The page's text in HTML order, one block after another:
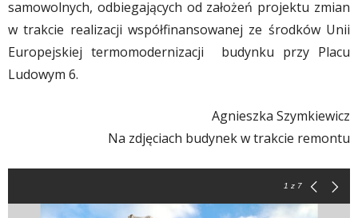
samowolnych, odbiegających od założeń projektu zmian
w trakcie realizacji współfinansowanej ze środków Unii
Europejskiej termomodernizacji budynku przy Placu
Ludowym 6.
Agnieszka Szymkiewicz
Na zdjęciach budynek w trakcie remontu
1 z 7